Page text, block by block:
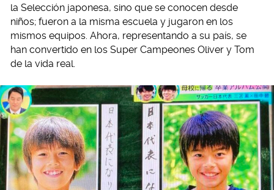
la Selección japonesa, sino que se conocen desde
niños; fueron a la misma escuela y jugaron en los
mismos equipos. Ahora, representando a su país, se
han convertido en los Super Campeones Oliver y Tom
de la vida real.